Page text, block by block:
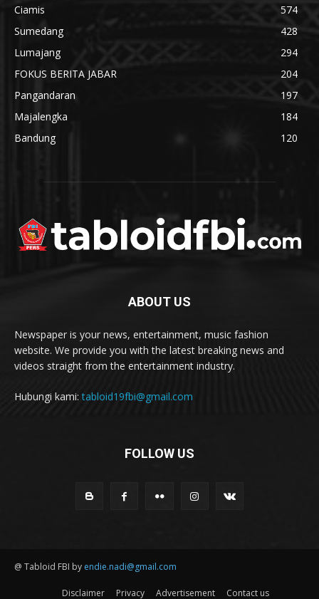
Ciamis
574
Sumedang
428
Lumajang
294
FOKUS BERITA JABAR
204
Pangandaran
197
Majalengka
184
Bandung
120
ABOUT US
Newspaper is your news, entertainment, music fashion
website. We provide you with the latest breaking news and
videos straight from the entertainment industry.
Hubungi kami:tabloid19fbi@gmail.com
FOLLOW US
@ Tabloid FBI by endie.nadi@gmail.com
Disclaimer Privacy Advertisement Contact us